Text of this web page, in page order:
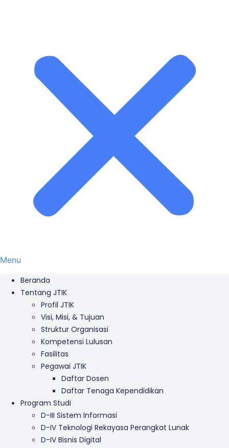
Menu
Beranda
Tentang JTIK
Profil JTIK
Visi, Misi, & Tujuan
Struktur Organisasi
Kompetensi Lulusan
Fasilitas
Pegawai JTIK
Daftar Dosen
Daftar Tenaga Kependidikan
Program Studi
D-III Sistem Informasi
D-IV Teknologi Rekayasa Perangkat Lunak
D-IV Bisnis Digital